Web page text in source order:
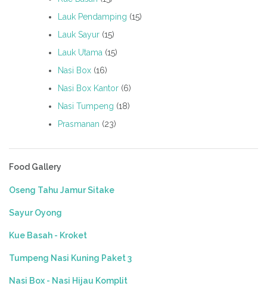
Lauk Pendamping (15)
Lauk Sayur (15)
Lauk Utama (15)
Nasi Box (16)
Nasi Box Kantor (6)
Nasi Tumpeng (18)
Prasmanan (23)
Food Gallery
Oseng Tahu Jamur Sitake
Sayur Oyong
Kue Basah - Kroket
Tumpeng Nasi Kuning Paket 3
Nasi Box - Nasi Hijau Komplit